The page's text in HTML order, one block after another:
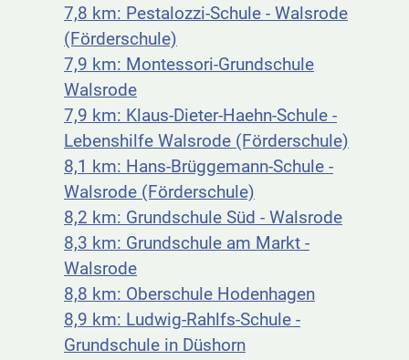
7,8 km: Pestalozzi-Schule - Walsrode
(Förderschule)
7,9 km: Montessori-Grundschule
Walsrode
7,9 km: Klaus-Dieter-Haehn-Schule -
Lebenshilfe Walsrode (Förderschule)
8,1 km: Hans-Brüggemann-Schule -
Walsrode (Förderschule)
8,2 km: Grundschule Süd - Walsrode
8,3 km: Grundschule am Markt -
Walsrode
8,8 km: Oberschule Hodenhagen
8,9 km: Ludwig-Rahlfs-Schule -
Grundschule in Düshorn